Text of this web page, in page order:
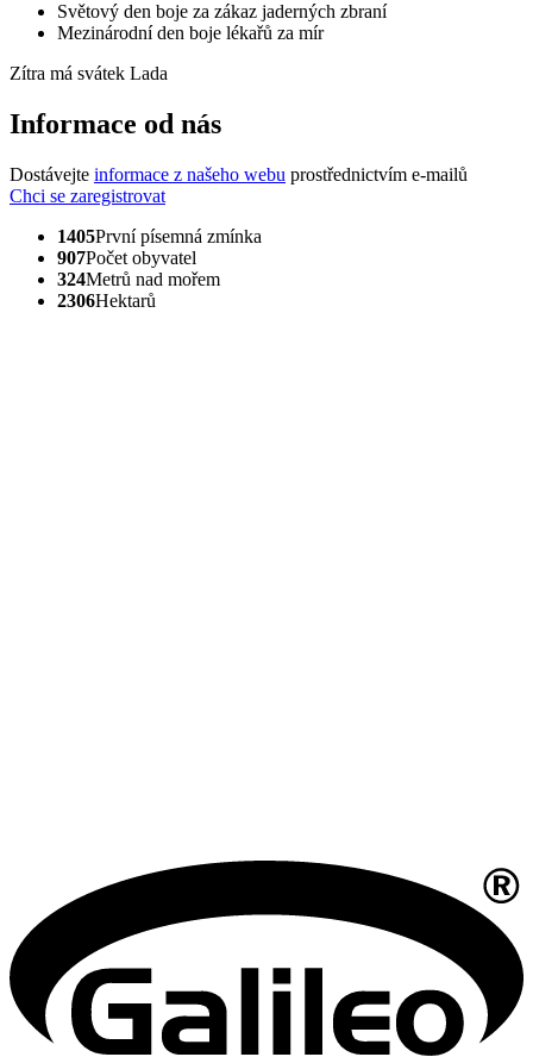
Světový den boje za zákaz jaderných zbraní
Mezinárodní den boje lékařů za mír
Zítra má svátek Lada
Informace od nás
Dostávejte informace z našeho webu prostřednictvím e-mailů
Chci se zaregistrovat
1405První písemná zmínka
907Počet obyvatel
324Metrů nad mořem
2306Hektarů